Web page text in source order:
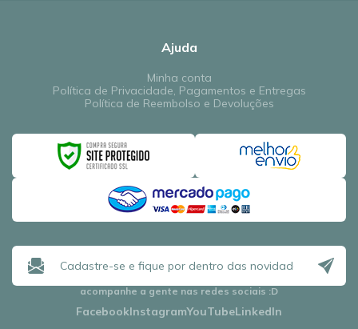
Ajuda
Minha conta
Política de Privacidade, Pagamentos e Entregas
Política de Reembolso e Devoluções
acompanhe a gente nas redes sociais :D
FacebookInstagramYouTubeLinkedIn